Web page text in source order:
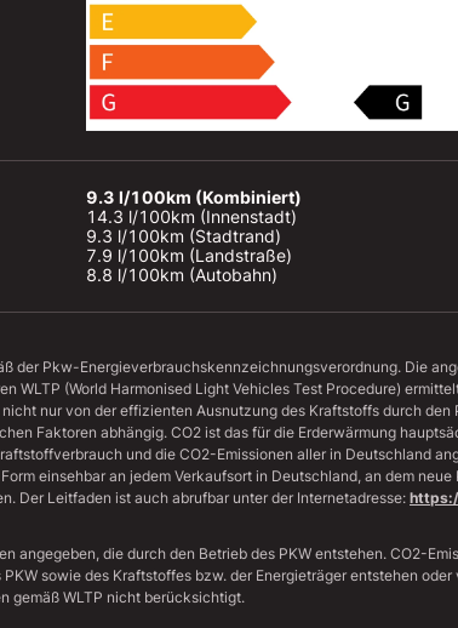
9.3 l/100km (Kombiniert)
14.3 l/100km (Innenstadt)
9.3 l/100km (Stadtrand)
7.9 l/100km (Landstraße)
8.8 l/100km (Autobahn)
der Pkw-Energieverbrauchskennzeichnungsverordnung. Die
WLTP (World Harmonised Light Vehicles Test Procedure)
nur von der effizienten Ausnutzung des Kraftstoffs durch den
Faktoren abhängig. CO2 ist das für die Erderwärmung
und die CO2-Emissionen aller in Deutschland
einsehbar an jedem Verkaufsort in Deutschland, an dem
Der Leitfaden ist auch abrufbar unter der Internetadresse:
angegeben, die durch den Betrieb des PKW entstehen. CO2-
sowie des Kraftstoffes bzw. der Energieträger entstehen
gemäß WLTP nicht berücksichtigt.